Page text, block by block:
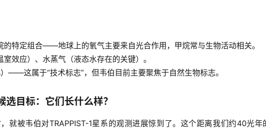
的特定组合——地球上的氧气主要来自光合作用，甲烷常与生物活动相关。
室效应）、水蒸气（液态水存在的关键）。
——这属于“技术标志”，但韦伯目前主要聚焦于自然生物标志。
目标：它们长什么样？
就被韦伯对TRAPPIST-1星系的观测进展惊到了。这个距离我们约40光年